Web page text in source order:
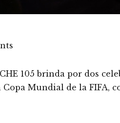
105 brinda por dos
Mundial de la FIFA,